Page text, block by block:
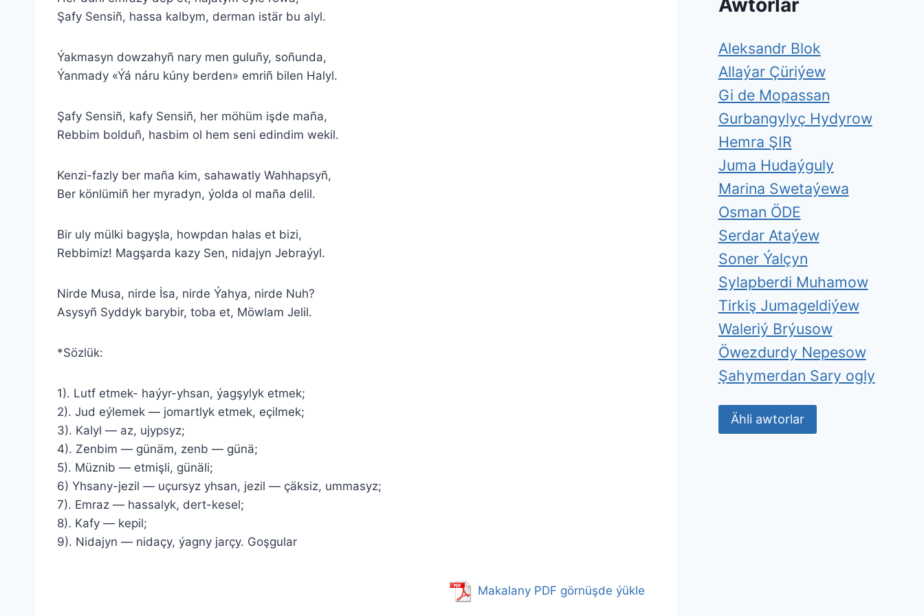
Şafy Sensiñ, hassa kalbym, derman istär bu alyl.
Ýakmasyn dowzahyñ nary men guluñy, soñunda,
Ýanmady «Ýá náru kúny berden» emriñ bilen Halyl.
Şafy Sensiñ, kafy Sensiñ, her möhüm işde maña,
Rebbim bolduñ, hasbim ol hem seni edindim wekil.
Kenzi-fazly ber maña kim, sahawatly Wahhapsyñ,
Ber könlümiñ her myradyn, ýolda ol maña delil.
Bir uly mülki bagyşla, howpdan halas et bizi,
Rebbimiz! Magşarda kazy Sen, nidajyn Jebraýyl.
Nirde Musa, nirde İsa, nirde Ýahya, nirde Nuh?
Asysyñ Syddyk barybir, toba et, Möwlam Jelil.
*Sözlük:
1). Lutf etmek- haýyr-yhsan, ýagşylyk etmek;
2). Jud eýlemek — jomartlyk etmek, eçilmek;
3). Kalyl — az, ujypsyz;
4). Zenbim — günäm, zenb — günä;
5). Müznib — etmişli, günäli;
6) Yhsany-jezil — uçursyz yhsan, jezil — çäksiz, ummasyz;
7). Emraz — hassalyk, dert-kesel;
8). Kafy — kepil;
9). Nidajyn — nidaçy, ýagny jarçy. Goşgular
Makalany PDF görnüşde ýükle
Aleksandr Blok
Allaýar Çüriýew
Gi de Mopassan
Gurbangylyç Hydyrow
Hemra ŞIR
Juma Hudaýguly
Marina Swetaýewa
Osman ÖDE
Serdar Ataýew
Soner Ýalçyn
Sylapberdi Muhamow
Tirkiş Jumageldiýew
Waleriý Brýusow
Öwezdurdy Nepesow
Şahymerdan Sary ogly
Ähli awtorlar